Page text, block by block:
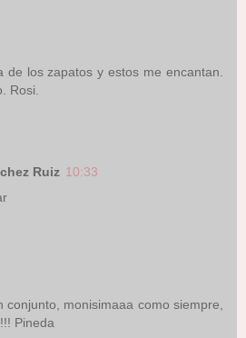
de los zapatos y estos me encantan.
Rosi.
Ruiz 10:33
conjunto, monisimaaa como siempre,
Pineda